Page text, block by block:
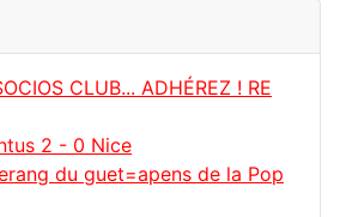
CLUB... ADHÉREZ ! RE
2 - 0 Nice
du guet=apens de la Pop